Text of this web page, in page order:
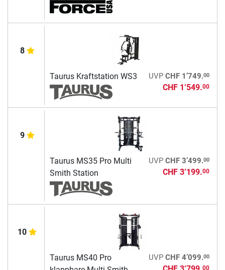
8
Taurus Kraftstation WS3 UVP CHF 1’749.00
CHF 1’549.00
9
Taurus MS35 Pro Multi
Smith Station
UVP CHF 3’499.00
CHF 3’199.00
10
Taurus MS40 Pro
UVP CHF 4’099.00
00